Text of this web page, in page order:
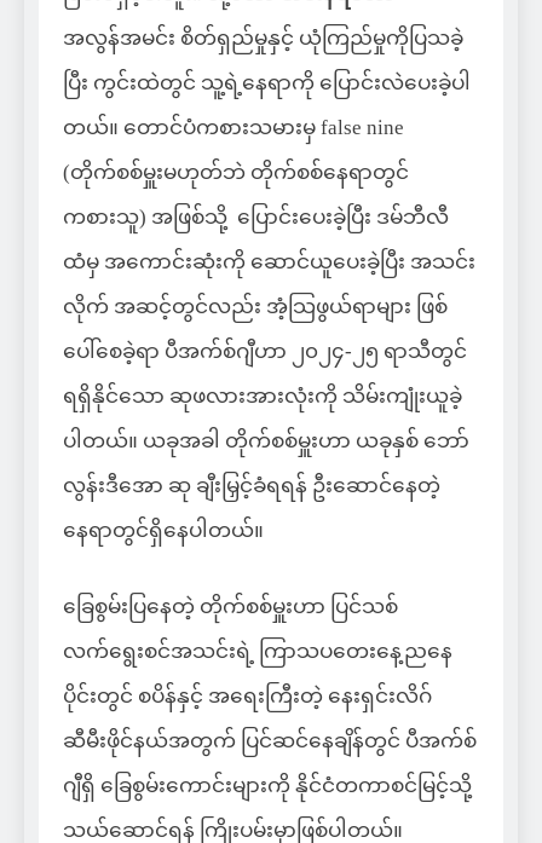
အလွန်အမင်း စိတ်ရှည်မှုနှင့် ယုံကြည်မှုကိုပြသခဲ့
ပြီး ကွင်းထဲတွင် သူ့ရဲ့နေရာကို ပြောင်းလဲပေးခဲ့ပါ
တယ်။ တောင်ပံကစားသမားမှ false nine
(တိုက်စစ်မှူးမဟုတ်ဘဲ တိုက်စစ်နေရာတွင်
ကစားသူ) အဖြစ်သို့ ပြောင်းပေးခဲ့ပြီး ဒမ်ဘီလီ
ထံမှ အကောင်းဆုံးကို ဆောင်ယူပေးခဲ့ပြီး အသင်း
လိုက် အဆင့်တွင်လည်း အံ့သြဖွယ်ရာများ ဖြစ်
ပေါ်စေခဲ့ရာ ပီအက်စ်ဂျီဟာ ၂၀၂၄-၂၅ ရာသီတွင်
ရရှိနိုင်သော ဆုဖလားအားလုံးကို သိမ်းကျုံးယူခဲ့
ပါတယ်။ ယခုအခါ တိုက်စစ်မှူးဟာ ယခုနှစ် ဘော်
လွန်းဒီအော ဆု ချီးမြှင့်ခံရရန် ဦးဆောင်နေတဲ့
နေရာတွင်ရှိနေပါတယ်။
ခြေစွမ်းပြနေတဲ့ တိုက်စစ်မှူးဟာ ပြင်သစ်
လက်ရွေးစင်အသင်းရဲ့ ကြာသပတေးနေ့ညနေ
ပိုင်းတွင် စပိန်နှင့် အရေးကြီးတဲ့ နေးရှင်းလိဂ်
ဆီမီးဖိုင်နယ်အတွက် ပြင်ဆင်နေချိန်တွင် ပီအက်စ်
ဂျီရှိ ခြေစွမ်းကောင်းများကို နိုင်ငံတကာစင်မြင့်သို့
သယ်ဆောင်ရန် ကြိုးပမ်းမှာဖြစ်ပါတယ်။